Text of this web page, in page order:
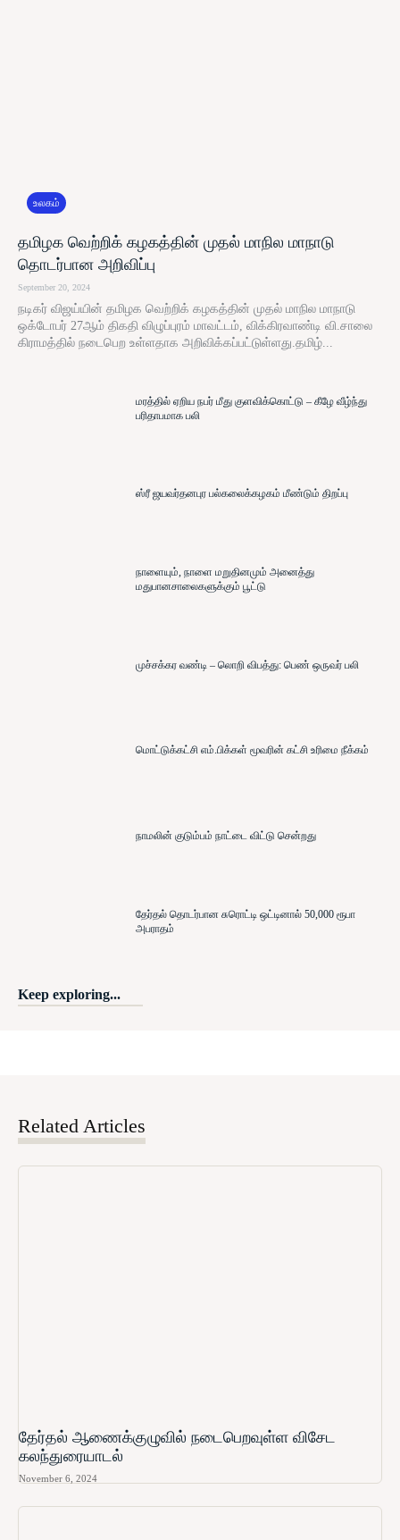
உலகம்
தமிழக வெற்றிக் கழகத்தின் முதல் மாநில மாநாடு
தொடர்பான அறிவிப்பு
September 20, 2024
நடிகர் விஜய்யின் தமிழக வெற்றிக் கழகத்தின் முதல் மாநில மாநாடு
ஒக்டோபர் 27ஆம் திகதி விழுப்புரம் மாவட்டம், விக்கிரவாண்டி வி.சாலை
கிராமத்தில் நடைபெற உள்ளதாக அறிவிக்கப்பட்டுள்ளது.தமிழ்...
மரத்தில் ஏறிய நபர் மீது குளவிக்கொட்டு – கீழே வீழ்ந்து
பரிதாபமாக பலி
ஸ்ரீ ஜயவர்தனபுர பல்கலைக்கழகம் மீண்டும் திறப்பு
நாளையும், நாளை மறுதினமும் அனைத்து
மதுபானசாலைகளுக்கும் பூட்டு
முச்சக்கர வண்டி – லொறி விபத்து: பெண் ஒருவர் பலி
மொட்டுக்கட்சி எம்.பிக்கள் மூவரின் கட்சி உரிமை நீக்கம்
நாமலின் குடும்பம் நாட்டை விட்டு சென்றது
தேர்தல் தொடர்பான சுரொட்டி ஒட்டினால் 50,000 ரூபா
அபராதம்
Keep exploring...
Related Articles
தேர்தல் ஆணைக்குழுவில் நடைபெறவுள்ள விசேட
கலந்துரையாடல்
November 6, 2024